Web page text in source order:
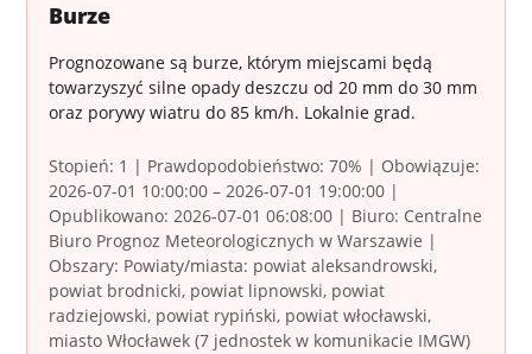
Burze
Prognozowane są burze, którym miejscami będą
towarzyszyć silne opady deszczu od 20 mm do 30 mm
oraz porywy wiatru do 85 km/h. Lokalnie grad.
Stopień: 1 | Prawdopodobieństwo: 70% | Obowiązuje:
2026-07-01 10:00:00 – 2026-07-01 19:00:00 |
Opublikowano: 2026-07-01 06:08:00 | Biuro: Centralne
Biuro Prognoz Meteorologicznych w Warszawie |
Obszary: Powiaty/miasta: powiat aleksandrowski,
powiat brodnicki, powiat lipnowski, powiat
radziejowski, powiat rypiński, powiat włocławski,
miasto Włocławek (7 jednostek w komunikacie IMGW)